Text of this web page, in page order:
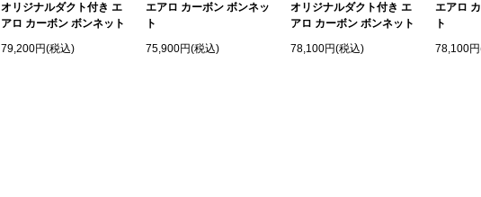
オリジナルダクト付き エ
アロ カーボン ボンネット
79,200円(税込)
エアロ カーボン ボンネッ
ト
75,900円(税込)
オリジナルダクト付き エ
アロ カーボン ボンネット
78,100円(税込)
エアロ
ト
78,100